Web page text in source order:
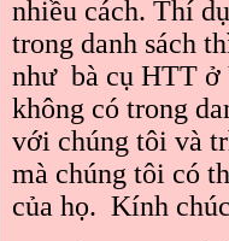
nhiều cách. Thí
trong danh sách
như bà cụ HTT ở
không có trong
với chúng tôi và
mà chúng tôi có
của họ. Kính